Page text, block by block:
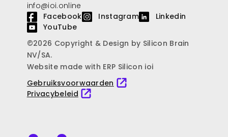
info@ioi.online
Facebook
Instagram
Linkedin
YouTube
©2026 Copyright & Design by Silicon Brain
NV/SA.
Website made with ERP Silicon ioi
Gebruiksvoorwaarden
Privacybeleid